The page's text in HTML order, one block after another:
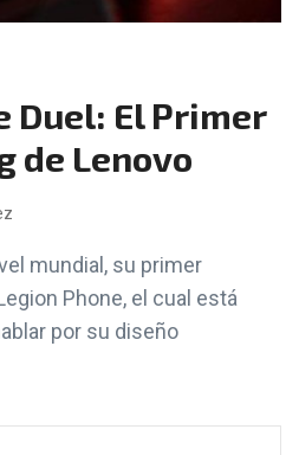
Duel: El Primer
de Lenovo
mundial, su primer
Phone, el cual está
por su diseño